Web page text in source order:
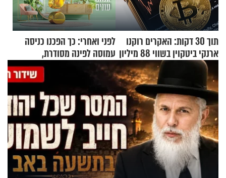
תוך 30 דקות: האקרים רוקנו
ארנקי ביטקוין בשווי 88 מיליון
דולר
לפני ואחרי: כך הפכנו כניסה
עמוסה לפינה מסודרת,
שימושית ומזמינה